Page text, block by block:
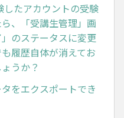
したアカウントの受験
、「受講生管理」画
のステータスに変更
履歴自体が消えてお
うか？
をエクスポートでき